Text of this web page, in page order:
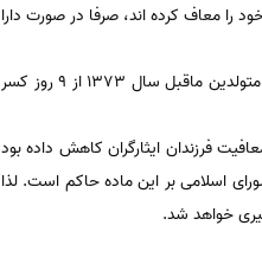
24 ماه آزادگی، یک یا بیش از یک فرزند خود را معاف کرده اند، صرفا در صورت دارا
از تاریخ 18/ 9/ 1396 کسر خدمت ایثارگری صرفا در چارچوب مقررات جدید بوده و سایر مقررات قبلی از جمله بهره‌مندی متولدین ماقبل سال 1373 از 9 روز کسر
معافیت فرزندان ایثارگران کاهش داده بود
شورای اسلامی بر این ماده حاکم است. لذا
خواهد شد.